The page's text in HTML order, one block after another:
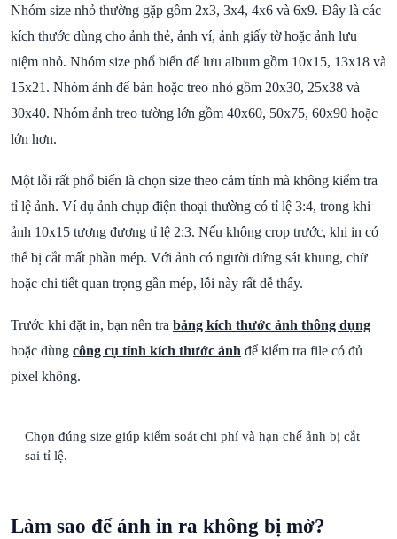
Nhóm size nhỏ thường gặp gồm 2x3, 3x4, 4x6 và 6x9. Đây là các
kích thước dùng cho ảnh thẻ, ảnh ví, ảnh giấy tờ hoặc ảnh lưu
niệm nhỏ. Nhóm size phổ biến để lưu album gồm 10x15, 13x18 và
15x21. Nhóm ảnh để bàn hoặc treo nhỏ gồm 20x30, 25x38 và
30x40. Nhóm ảnh treo tường lớn gồm 40x60, 50x75, 60x90 hoặc
lớn hơn.
Một lỗi rất phổ biến là chọn size theo cảm tính mà không kiểm tra
tỉ lệ ảnh. Ví dụ ảnh chụp điện thoại thường có tỉ lệ 3:4, trong khi
ảnh 10x15 tương đương tỉ lệ 2:3. Nếu không crop trước, khi in có
thể bị cắt mất phần mép. Với ảnh có người đứng sát khung, chữ
hoặc chi tiết quan trọng gần mép, lỗi này rất dễ thấy.
Trước khi đặt in, bạn nên tra bảng kích thước ảnh thông dụng
hoặc dùng công cụ tính kích thước ảnh để kiểm tra file có đủ
pixel không.
Chọn đúng size giúp kiểm soát chi phí và hạn chế ảnh bị cắt
sai tỉ lệ.
Làm sao để ảnh in ra không bị mờ?